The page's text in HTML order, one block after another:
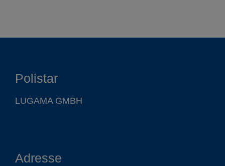
Polistar
LUGAMA GMBH
Adresse